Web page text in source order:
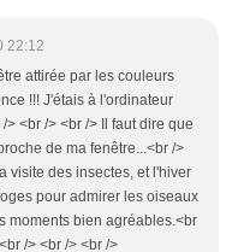
22:12
attirée par les couleurs
!!! J'étais à l'ordinateur
<br /> <br /> Il faut dire que
de ma fenêtre...<br />
visite des insectes, et l'hiver
pour admirer les oiseaux
moments bien agréables.<br
/> <br /> <br />